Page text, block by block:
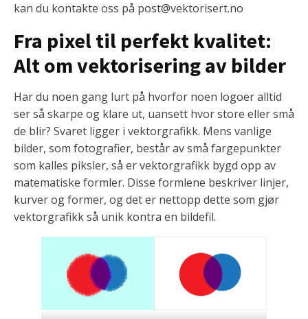
kan du kontakte oss på post@vektorisert.no
Fra pixel til perfekt kvalitet:
Alt om vektorisering av bilder
Har du noen gang lurt på hvorfor noen logoer alltid
ser så skarpe og klare ut, uansett hvor store eller små
de blir? Svaret ligger i vektorgrafikk. Mens vanlige
bilder, som fotografier, består av små fargepunkter
som kalles piksler, så er vektorgrafikk bygd opp av
matematiske formler. Disse formlene beskriver linjer,
kurver og former, og det er nettopp dette som gjør
vektorgrafikk så unik kontra en bildefil.